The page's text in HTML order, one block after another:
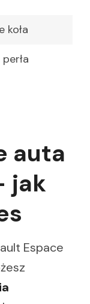
koła
auta
jak
Espace